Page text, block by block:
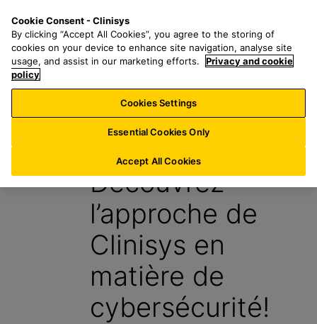
a
r
h
f
o
:
n
u
9 Septembre 2024
Découvrez
l’approche de
Clinisys en
matière de
cybersécurité!
Cookie Consent - Clinisys
By clicking “Accept All Cookies”, you agree to the storing of
cookies on your device to enhance site navigation, analyse site
usage, and assist in our marketing efforts.
Privacy and cookie
policy
Cookies Settings
Essential Cookies Only
Accept All Cookies